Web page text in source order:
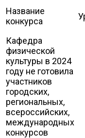
Название
конкурса
Кафедра
физической
культуры в 2024
году не готовила
участников
городских,
региональных,
всероссийских,
международных
конкурсов